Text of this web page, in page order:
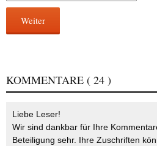
Weiter
KOMMENTARE ( 24 )
Liebe Leser!
Wir sind dankbar für Ihre
Beteiligung sehr. Ihre Zuschriften